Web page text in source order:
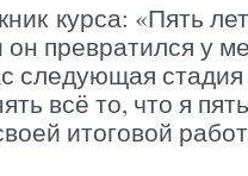
курса: «Пять
превратился у
следующая стадия
всё то, что я
итоговой